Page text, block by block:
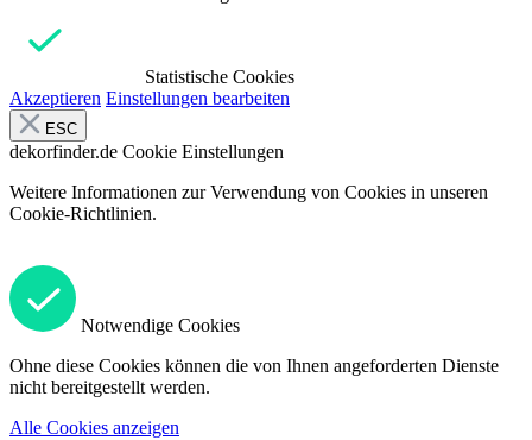
Statistische Cookies
Akzeptieren Einstellungen bearbeiten
ESC
dekorfinder.de Cookie Einstellungen
Weitere Informationen zur Verwendung von Cookies in unseren
Cookie-Richtlinien.
Notwendige Cookies
Ohne diese Cookies können die von Ihnen angeforderten Dienste
nicht bereitgestellt werden.
Alle Cookies anzeigen